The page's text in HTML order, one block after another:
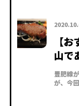
【
山で
豊肥線
が、今